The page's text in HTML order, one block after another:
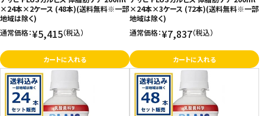
×24本×2ケース (48本)(送料無料※一部
地域は除く)
通常価格：¥5,415（税込）
カートに入れる
×24本×3ケース (72本)(送料無料※一部
地域は除く)
通常価格：¥7,837（税込）
カートに入れる